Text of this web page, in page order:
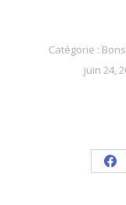
Catégorie :
juin 24,